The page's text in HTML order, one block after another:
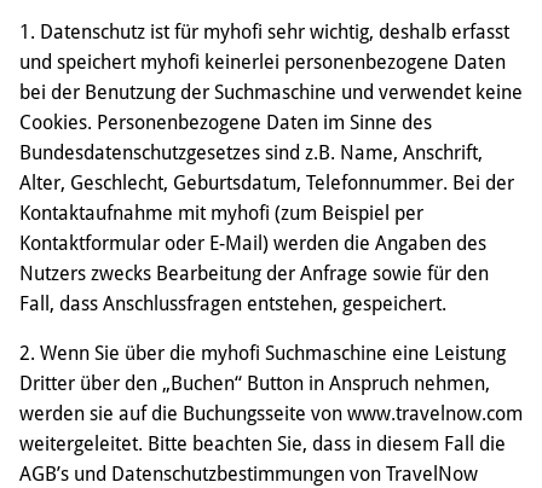
1. Datenschutz ist für myhofi sehr wichtig, deshalb erfasst
und speichert myhofi keinerlei personenbezogene Daten
bei der Benutzung der Suchmaschine und verwendet keine
Cookies. Personenbezogene Daten im Sinne des
Bundesdatenschutzgesetzes sind z.B. Name, Anschrift,
Alter, Geschlecht, Geburtsdatum, Telefonnummer. Bei der
Kontaktaufnahme mit myhofi (zum Beispiel per
Kontaktformular oder E-Mail) werden die Angaben des
Nutzers zwecks Bearbeitung der Anfrage sowie für den
Fall, dass Anschlussfragen entstehen, gespeichert.
2. Wenn Sie über die myhofi Suchmaschine eine Leistung
Dritter über den „Buchen“ Button in Anspruch nehmen,
werden sie auf die Buchungsseite von www.travelnow.com
weitergeleitet. Bitte beachten Sie, dass in diesem Fall die
AGB’s und Datenschutzbestimmungen von TravelNow